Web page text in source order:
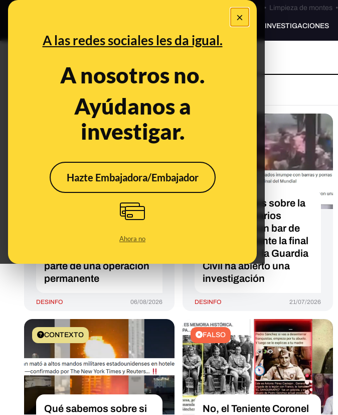
×
A las redes sociales les da igual.
A nosotros no.
Ayúdanos a
investigar.
Hazte Embajadora/Embajador
Ahora no
Bulos Ceuta • Limpieza de montes•
PREBUNKING INVESTIGACIONES
militares
VERDADERO
Sí, el Ejército de Tierra
patrulla la isla de Gran
3 de agosto: el Mando
parte de una operación
permanente
DESINFO 06/08/2026
Qué sabemos sobre la
agresión a varios
militares en un bar de
Navarra durante la final
del Mundial: la Guardia
Civil ha abierto una
investigación
DESINFO 21/07/2026
CONTEXTO
Qué sabemos sobre si
FALSO
No, el Teniente Coronel